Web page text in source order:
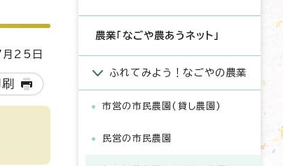
25日
農業「なごや農あうネット」
ふれてみよう！なごやの農業
市営の市民農園(貸し農園)
民営の市民農園